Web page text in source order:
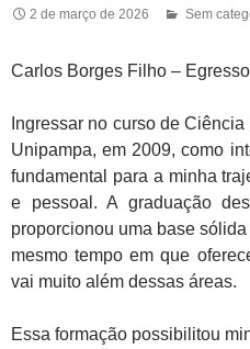
2 de março de 2026 Sem
Carlos Borges Filho –
Ingressar no curso de
Unipampa, em 2009, como
fundamental para a minha
e pessoal. A graduação
proporcionou uma base
mesmo tempo em que
vai muito além dessas áreas.
Essa formação possibilitou